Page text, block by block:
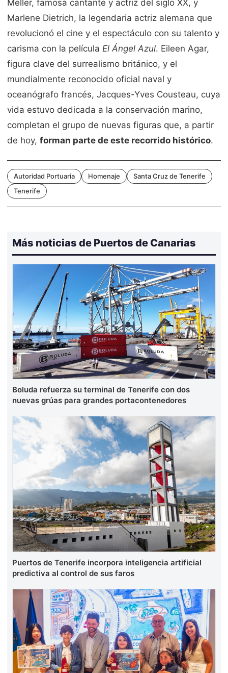
Meller, famosa cantante y actriz del siglo XX, y
Marlene Dietrich, la legendaria actriz alemana que
revolucionó el cine y el espectáculo con su talento y
carisma con la película El Ángel Azul. Eileen Agar,
figura clave del surrealismo británico, y el
mundialmente reconocido oficial naval y
oceanógrafo francés, Jacques-Yves Cousteau, cuya
vida estuvo dedicada a la conservación marino,
completan el grupo de nuevas figuras que, a partir
de hoy, forman parte de este recorrido histórico.
Autoridad Portuaria Homenaje
Santa Cruz de Tenerife
Tenerife
Más noticias de Puertos de Canarias
Boluda refuerza su terminal de Tenerife con dos
nuevas grúas para grandes portacontenedores
Puertos de Tenerife incorpora inteligencia artificial
predictiva al control de sus faros